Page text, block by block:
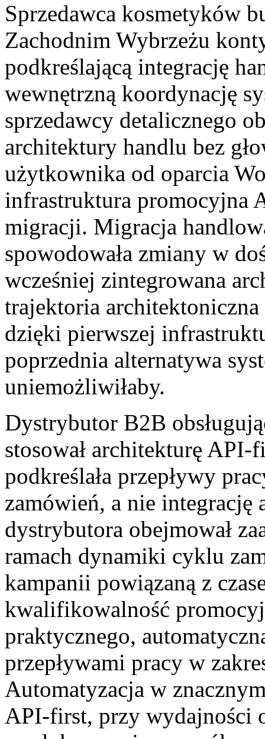
Sprzedawca kosmetyków
Zachodnim Wybrzeżu
podkreślającą integrację
wewnętrzną koordynację
sprzedawcy detalicznego
architektury handlu bez
użytkownika od oparcia
infrastruktura promocyjna
migracji. Migracja
spowodowała zmiany w
wcześniej zintegrowana
trajektoria
dzięki pierwszej
poprzednia alternatywa
uniemożliwiłaby.
Dystrybutor B2B
stosował architekturę
podkreślała przepływy
zamówień, a nie
dystrybutora obejmował
ramach dynamiki cyklu
kampanii powiązaną z
kwalifikowalność
praktycznego,
przepływami pracy w
Automatyzacja w
API-first, przy wydajności